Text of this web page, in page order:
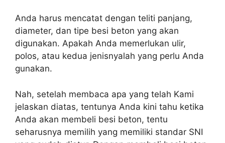
Anda harus mencatat dengan teliti panjang,
diameter, dan tipe besi beton yang akan
digunakan. Apakah Anda memerlukan ulir,
polos, atau kedua jenisnyalah yang perlu Anda
gunakan.
Nah, setelah membaca apa yang telah Kami
jelaskan diatas, tentunya Anda kini tahu ketika
Anda akan membeli besi beton, tentu
seharusnya memilih yang memiliki standar SNI